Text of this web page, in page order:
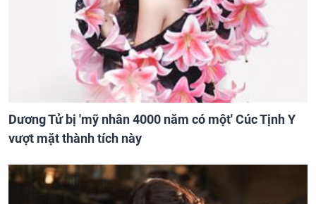
Dương Tử bị 'mỹ nhân 4000 năm có một' Cúc Tịnh Y
vượt mặt thành tích này